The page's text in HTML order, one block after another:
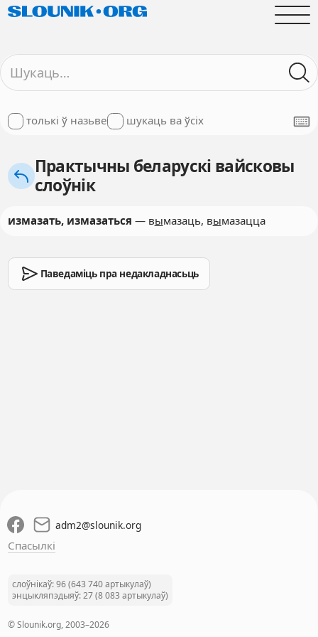
толькі ў назьве шукаць ва ўсіх
Практычны беларускі вайсковы
слоўнік
измазать, измазаться — вымазаць, вымазацца
Паведаміць пра недакладнасьць
adm2@slounik.org
Спасылкі
слоўнікаў: 96 (643 740 артыкулаў)
энцыкляпэдыяў: 27 (8 083 артыкулаў)
© Slounik.org, 2003–2026